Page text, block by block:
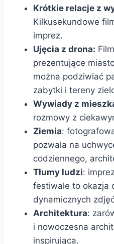
Krótkie relacje z
Kilkusekundowe
imprez.
Ujęcia z drona:
prezentujące
można podziwiać
zabytki i tereny
Wywiady z
rozmowy z
Ziemia:
pozwala na
codziennego,
Tłumy ludzi:
festiwale to okazja
dynamicznych
Architektura:
i nowoczesna
inspirująca.